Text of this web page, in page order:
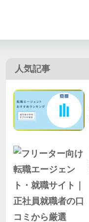
人気記事